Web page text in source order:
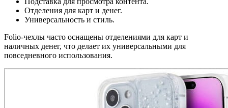
Отделения для карт и денег.
Универсальность и стиль.
Folio-чехлы часто оснащены отделениями для карт и
наличных денег, что делает их универсальными для
повседневного использования.